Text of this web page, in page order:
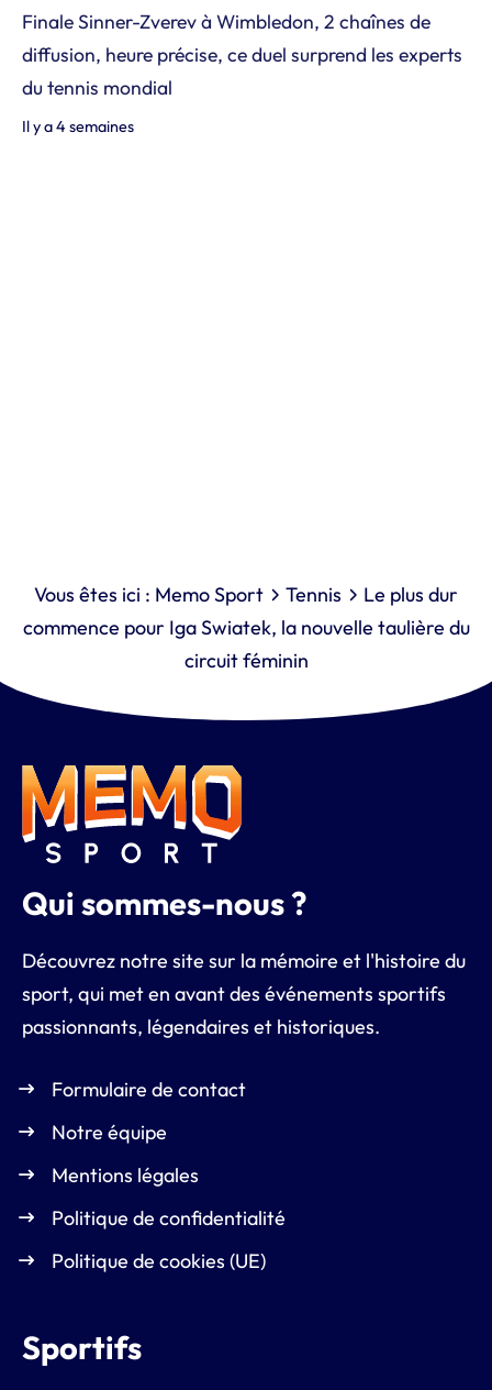
Finale Sinner-Zverev à Wimbledon, 2 chaînes de
diffusion, heure précise, ce duel surprend les experts
du tennis mondial
Il y a 4 semaines
Vous êtes ici : Memo Sport Tennis
Le plus dur
commence pour Iga Swiatek, la nouvelle taulière du
circuit féminin
Qui sommes-nous ?
Découvrez notre site sur la mémoire et l'histoire du
sport, qui met en avant des événements sportifs
passionnants, légendaires et historiques.
Formulaire de contact
Notre équipe
Mentions légales
Politique de confidentialité
Politique de cookies (UE)
Sportifs